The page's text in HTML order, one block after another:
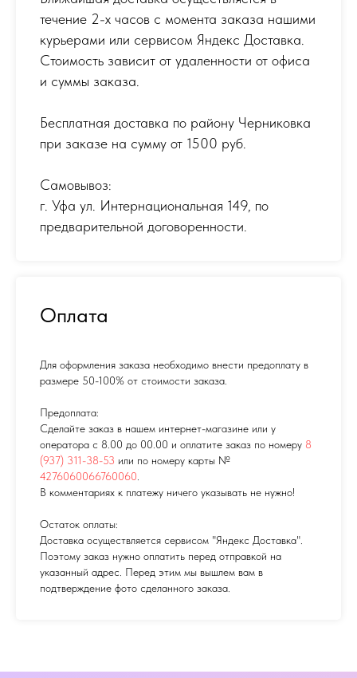
течение 2-х часов с момента заказа нашими
курьерами или сервисом Яндекс Доставка.
Стоимость зависит от удаленности от офиса
и суммы заказа.
Бесплатная доставка по району Черниковка
при заказе на сумму от 1500 руб.
Самовывоз:
г. Уфа ул. Интернациональная 149, по
предварительной договоренности.
Оплата
Для оформления заказа необходимо внести предоплату в
размере 50-100% от стоимости заказа.
Предоплата:
Сделайте заказ в нашем интернет-магазине или у
оператора с 8.00 до 00.00 и оплатите заказ по номеру 8
(937) 311-38-53 или по номеру карты №
4276060066760060
В комментариях к платежу ничего указывать не нужно!
Остаток оплаты:
Доставка осуществляется сервисом "Яндекс Доставка".
Поэтому заказ нужно оплатить перед отправкой на
указанный адрес. Перед этим мы вышлем вам в
подтверждение фото сделанного заказа.